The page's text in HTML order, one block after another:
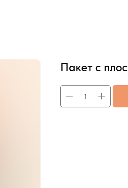
Пакет с